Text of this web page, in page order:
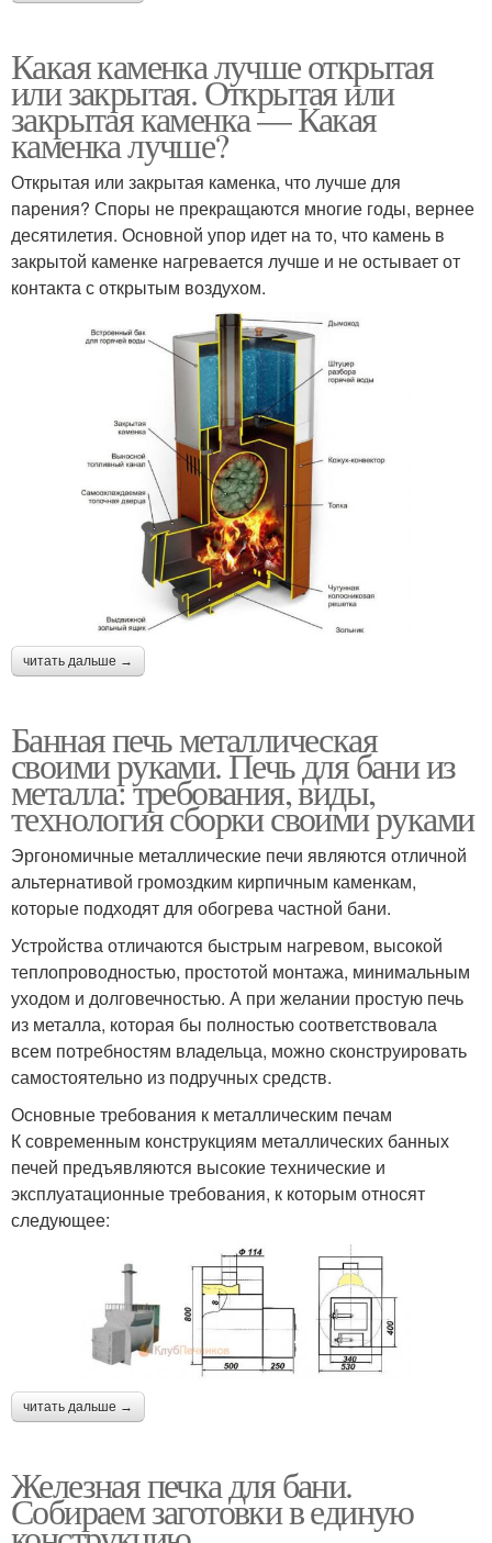
Какая каменка лучше открытая
или закрытая. Открытая или
закрытая каменка — Какая
каменка лучше?
Открытая или закрытая каменка, что лучше для
парения? Споры не прекращаются многие годы, вернее
десятилетия. Основной упор идет на то, что камень в
закрытой каменке нагревается лучше и не остывает от
контакта с открытым воздухом.
читать дальше →
Банная печь металлическая
своими руками. Печь для бани из
металла: требования, виды,
технология сборки своими руками
Эргономичные металлические печи являются отличной
альтернативой громоздким кирпичным каменкам,
которые подходят для обогрева частной бани.
Устройства отличаются быстрым нагревом, высокой
теплопроводностью, простотой монтажа, минимальным
уходом и долговечностью. А при желании простую печь
из металла, которая бы полностью соответствовала
всем потребностям владельца, можно сконструировать
самостоятельно из подручных средств.
Основные требования к металлическим печам
К современным конструкциям металлических банных
печей предъявляются высокие технические и
эксплуатационные требования, к которым относят
следующее:
читать дальше →
Железная печка для бани.
Собираем заготовки в единую